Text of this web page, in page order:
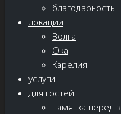
благодарность
локации
Волга
Ока
Карелия
услуги
для гостей
памятка перед